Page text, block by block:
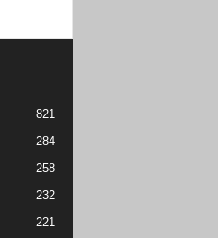
821
284
258
232
221